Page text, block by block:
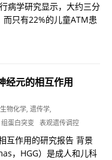
病学研究显示，大约三分
只有22%的儿童ATM患
经元的相互作用
生物化学 遗传学
组蛋白突变 表观遗传调控
互作用的研究报告 背景
，HGG）是成人和儿科